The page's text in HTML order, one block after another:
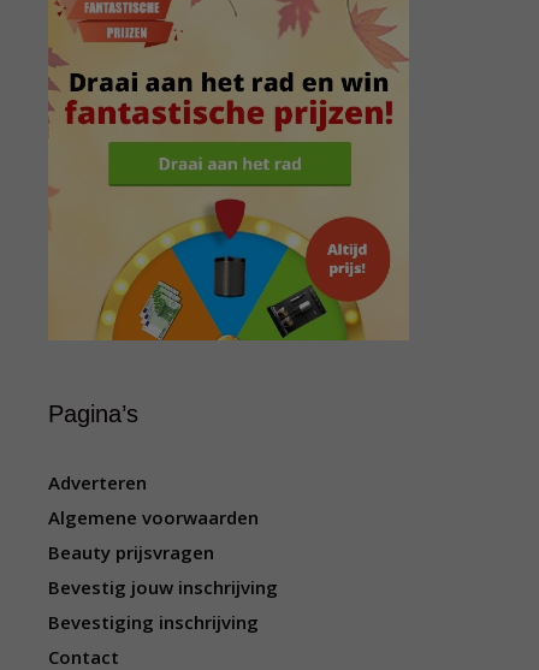
Pagina’s
Adverteren
Algemene voorwaarden
Beauty prijsvragen
Bevestig jouw inschrijving
Bevestiging inschrijving
Contact